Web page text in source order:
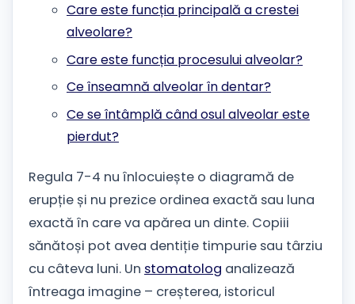
Care este funcția principală a crestei
alveolare?
Care este funcția procesului alveolar?
Ce înseamnă alveolar în dentar?
Ce se întâmplă când osul alveolar este
pierdut?
Regula 7-4 nu înlocuiește o diagramă de
erupție și nu prezice ordinea exactă sau luna
exactă în care va apărea un dinte. Copiii
sănătoși pot avea dentiție timpurie sau târziu
cu câteva luni. Un stomatolog analizează
întreaga imagine – creșterea, istoricul